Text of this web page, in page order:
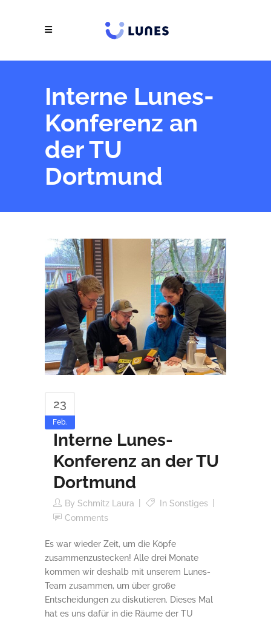
Interne Lunes-
Konferenz an
der TU
Dortmund
23
Feb.
Interne Lunes-
Konferenz an der TU
Dortmund
By Schmitz Laura In Sonstiges
Comments
Es war wieder Zeit, um die Köpfe
zusammenzustecken! Alle drei Monate
kommen wir deshalb mit unserem Lunes-
Team zusammen, um über große
Entscheidungen zu diskutieren. Dieses Mal
hat es uns dafür in die Räume der TU